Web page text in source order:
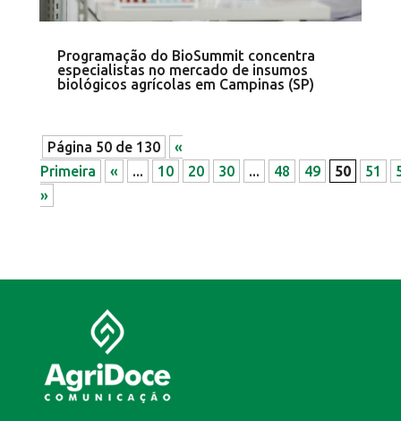
Programação do BioSummit concentra
especialistas no mercado de insumos
biológicos agrícolas em Campinas (SP)
Página 50 de 130
«
Primeira
« ... 10 20 30 ... 48 49 50 51
»